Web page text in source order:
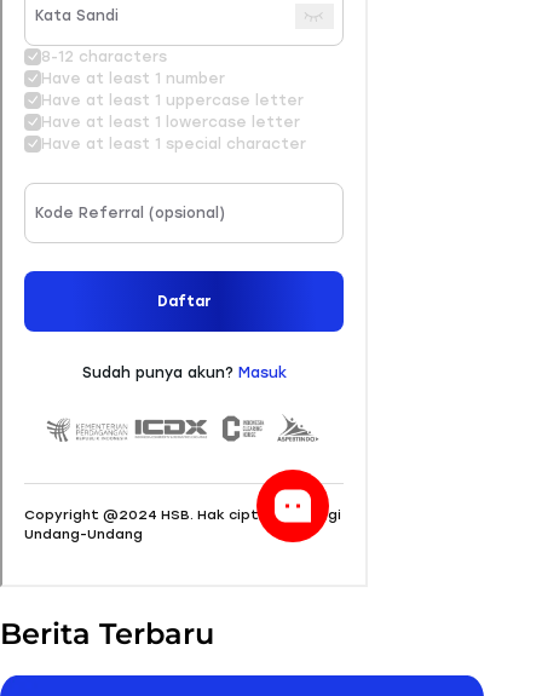
Berita Terbaru